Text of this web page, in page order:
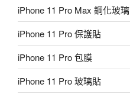
iPhone 11 Pro Max 鋼化玻璃
iPhone 11 Pro 保護貼
iPhone 11 Pro 包膜
iPhone 11 Pro 玻璃貼